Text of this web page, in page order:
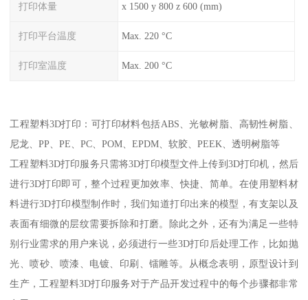
打印体量 x 1500 y 800 z 600 (mm)
打印平台温度 Max. 220 °C
打印室温度 Max. 200 °C
工程塑料3D打印：可打印材料包括ABS、光敏树脂、高韧性树脂、
尼龙、PP、PE、PC、POM、EPDM、软胶、PEEK、透明树脂等
工程塑料3D打印服务只需将3D打印模型文件上传到3D打印机，然后
进行3D打印即可，整个过程更加效率、快捷、简单。在使用塑料材
料进行3D打印模型制作时，我们知道打印出来的模型，有支架以及
表面有细微的层纹需要拆除和打磨。除此之外，还有为满足一些特
别行业需求的用户来说，必须进行一些3D打印后处理工作，比如抛
光、喷砂、喷漆、电镀、印刷、镭雕等。从概念表明，原型设计到
生产，工程塑料3D打印服务对于产品开发过程中的每个步骤都非常